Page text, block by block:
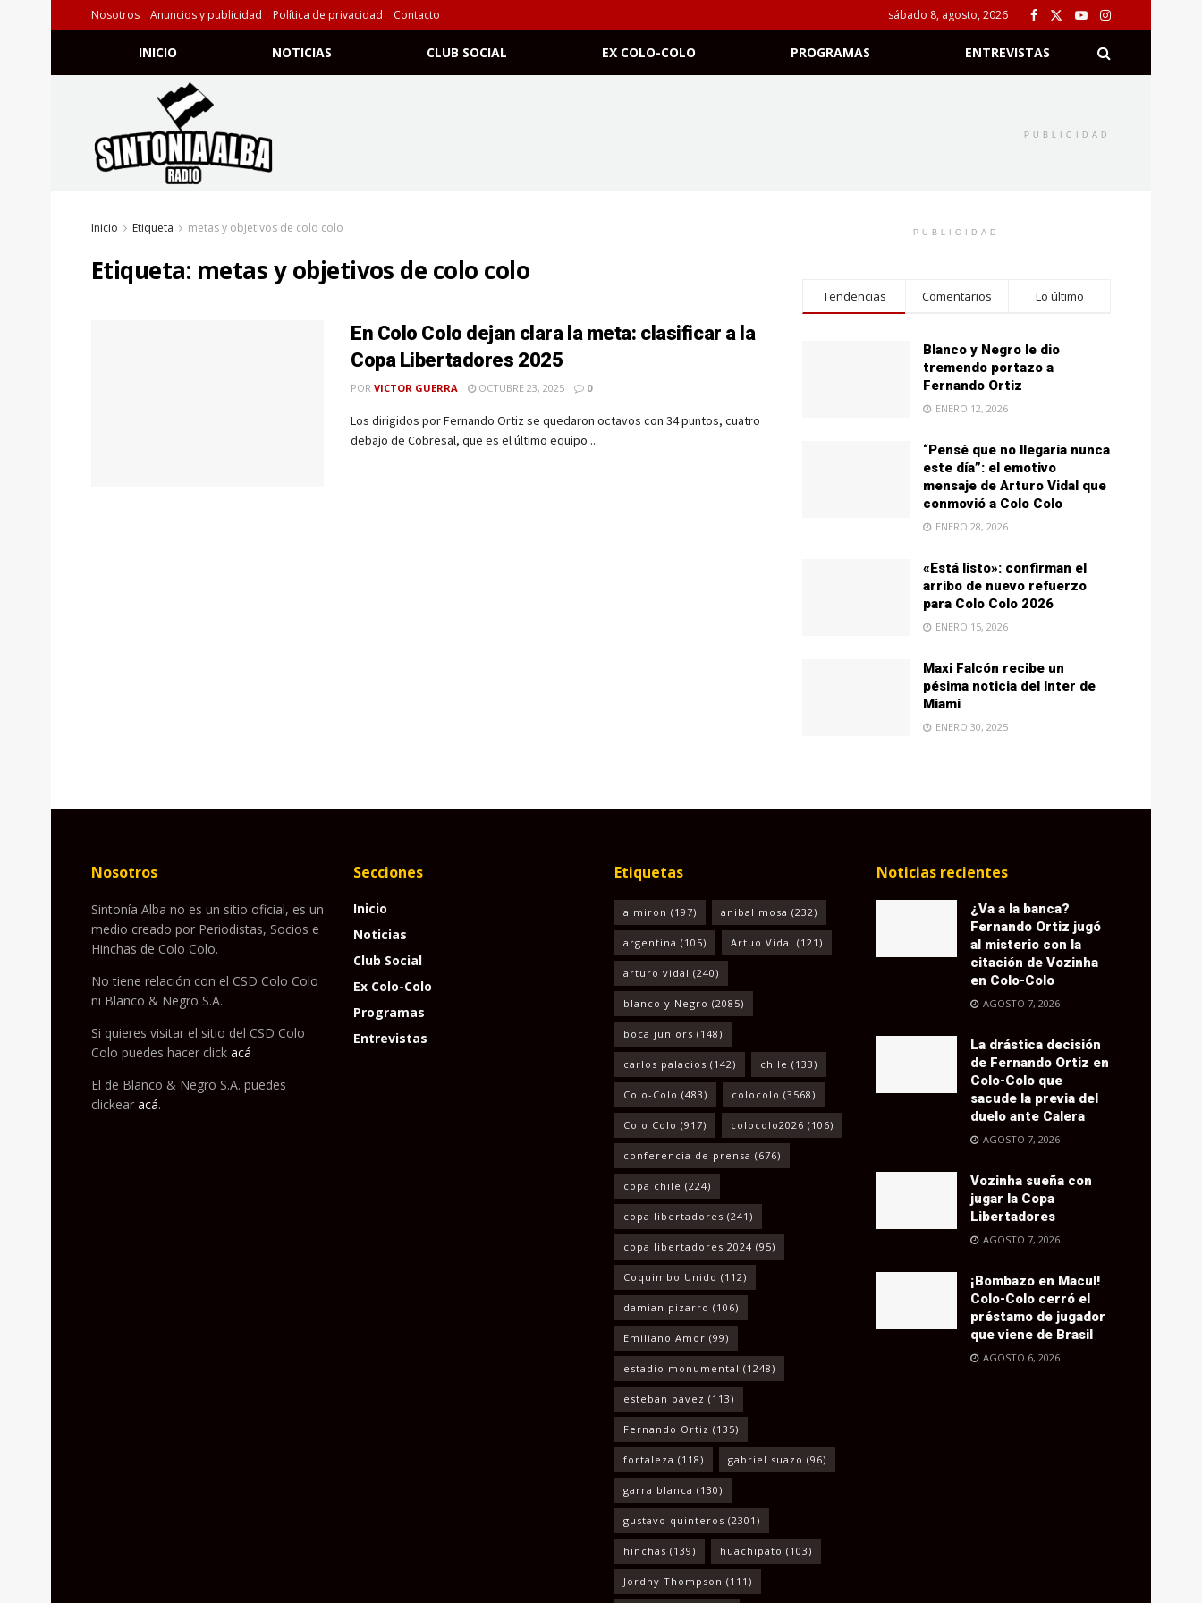
Nosotros Anuncios y publicidad Política de privacidad Contacto sábado 8, agosto, 2026
INICIO NOTICIAS CLUB SOCIAL EX COLO-COLO PROGRAMAS ENTREVISTAS
PUBLICIDAD
Inicio Etiqueta metas y objetivos de colo colo
Etiqueta: metas y objetivos de colo colo
En Colo Colo dejan clara la meta: clasificar a la
Copa Libertadores 2025
POR VICTOR GUERRA OCTUBRE 23, 2025 0
Los dirigidos por Fernando Ortiz se quedaron octavos con 34 puntos, cuatro
debajo de Cobresal, que es el último equipo ...
PUBLICIDAD
Tendencias Comentarios Lo último
Blanco y Negro le dio
tremendo portazo a
Fernando Ortiz
ENERO 12, 2026
“Pensé que no llegaría nunca
este día”: el emotivo
mensaje de Arturo Vidal que
conmovió a Colo Colo
ENERO 28, 2026
«Está listo»: confirman el
arribo de nuevo refuerzo
para Colo Colo 2026
ENERO 15, 2026
Maxi Falcón recibe un
pésima noticia del Inter de
Miami
ENERO 30, 2025
Nosotros
Sintonía Alba no es un sitio oficial, es un
medio creado por Periodistas, Socios e
Hinchas de Colo Colo.
No tiene relación con el CSD Colo Colo
ni Blanco & Negro S.A.
Si quieres visitar el sitio del CSD Colo
Colo puedes hacer click acá
El de Blanco & Negro S.A. puedes
clickear acá.
Secciones
Inicio
Noticias
Club Social
Ex Colo-Colo
Programas
Entrevistas
Etiquetas
almiron (197) anibal mosa (232)
argentina (105) Artuo Vidal (121)
arturo vidal (240)
blanco y Negro (2085)
boca juniors (148)
carlos palacios (142) chile (133)
Colo-Colo (483) colocolo (3568)
Colo Colo (917) colocolo2026 (106)
conferencia de prensa (676)
copa chile (224)
copa libertadores (241)
copa libertadores 2024 (95)
Coquimbo Unido (112)
damian pizarro (106)
Emiliano Amor (99)
estadio monumental (1248)
esteban pavez (113)
Fernando Ortiz (135)
fortaleza (118) gabriel suazo (96)
garra blanca (130)
gustavo quinteros (2301)
hinchas (139) huachipato (103)
Jordhy Thompson (111)
Noticias recientes
¿Va a la banca?
Fernando Ortiz jugó
al misterio con la
citación de Vozinha
en Colo-Colo
AGOSTO 7, 2026
La drástica decisión
de Fernando Ortiz en
Colo-Colo que
sacude la previa del
duelo ante Calera
AGOSTO 7, 2026
Vozinha sueña con
jugar la Copa
Libertadores
AGOSTO 7, 2026
¡Bombazo en Macul!
Colo-Colo cerró el
préstamo de jugador
que viene de Brasil
AGOSTO 6, 2026